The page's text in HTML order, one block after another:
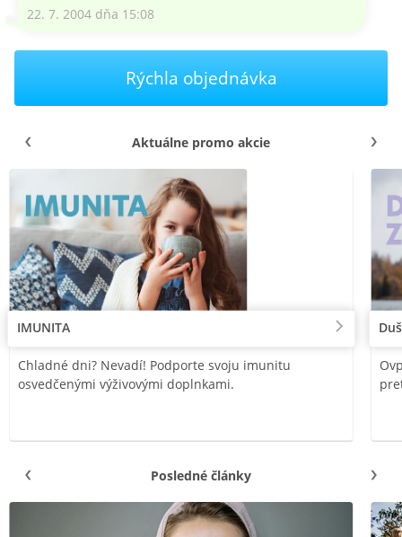
22. 7. 2004 dňa 15:08
Rýchla objednávka
Aktuálne promo akcie
IMUNITA
Chladné dni? Nevadí! Podporte svoju imunitu
osvedčenými výživovými doplnkami.
Posledné články